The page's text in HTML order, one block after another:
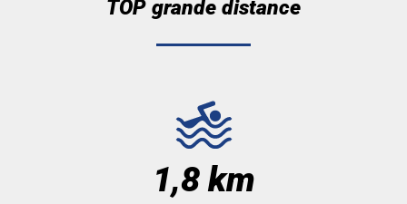
TOP grande distance
1,8 km